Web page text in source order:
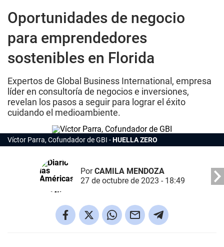
Oportunidades de negocio
para emprendedores
sostenibles en Florida
Expertos de Global Business International, empresa
líder en consultoría de negocios e inversiones,
revelan los pasos a seguir para lograr el éxito
cuidando el medioambiente.
Víctor Parra, Cofundador de GBI HUELLA ZERO
PorCAMILA MENDOZA
27 de octubre de 2023 - 18:49